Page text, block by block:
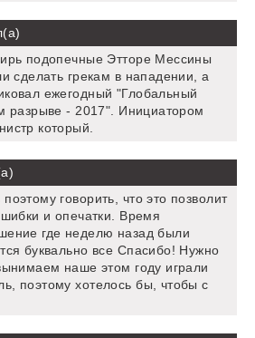
подопечные Этторе Мессины
сделать грекам в нападении, а
ежегодный "Глобальный
разрыве - 2017". Инициатором
который.
говорить, что это позволит
и опечатки. Время
где неделю назад были
буквально все Спасибо! Нужно
наше этом году играли
поэтому хотелось бы, чтобы с